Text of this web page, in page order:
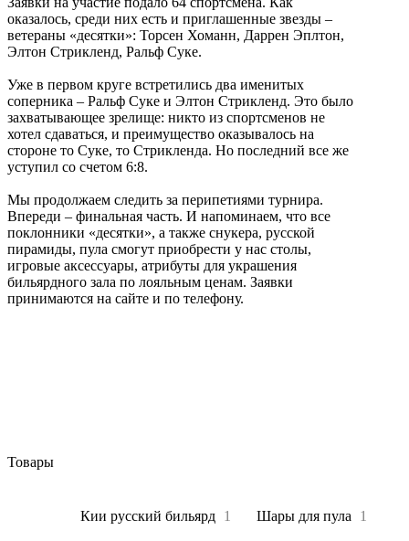
оказалось, среди них есть и приглашенные звезды –
ветераны «десятки»: Торсен Хоманн, Даррен Эплтон,
Элтон Стрикленд, Ральф Суке.
Уже в первом круге встретились два именитых
соперника – Ральф Суке и Элтон Стрикленд. Это было
захватывающее зрелище: никто из спортсменов не
хотел сдаваться, и преимущество оказывалось на
стороне то Суке, то Стрикленда. Но последний все же
уступил со счетом 6:8.
Мы продолжаем следить за перипетиями турнира.
Впереди – финальная часть. И напоминаем, что все
поклонники «десятки», а также снукера, русской
пирамиды, пула смогут приобрести у нас столы,
игровые аксессуары, атрибуты для украшения
бильярдного зала по лояльным ценам. Заявки
принимаются на сайте и по телефону.
Товары
Кии русский бильярд 1 Шары для пула 1